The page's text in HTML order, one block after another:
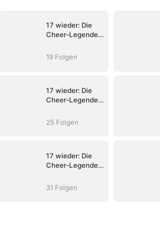
17 wieder: Die
Cheer-Legende
Tochter
19 Folgen
17 wieder: Die
Cheer-Legende
Tochter
25 Folgen
17 wieder: Die
Cheer-Legende
Tochter
31 Folgen